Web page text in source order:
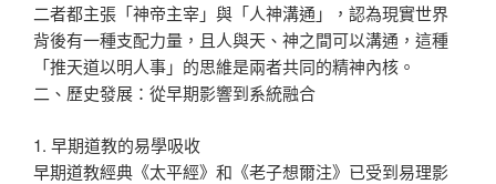
二者都主張「神帝主宰」與「人神溝通」，認為現實世界
背後有一種支配力量，且人與天、神之間可以溝通，這種
「推天道以明人事」的思維是兩者共同的精神內核。
二、歷史發展：從早期影響到系統融合
1. 早期道教的易學吸收
早期道教經典《太平經》和《老子想爾注》已受到易理影